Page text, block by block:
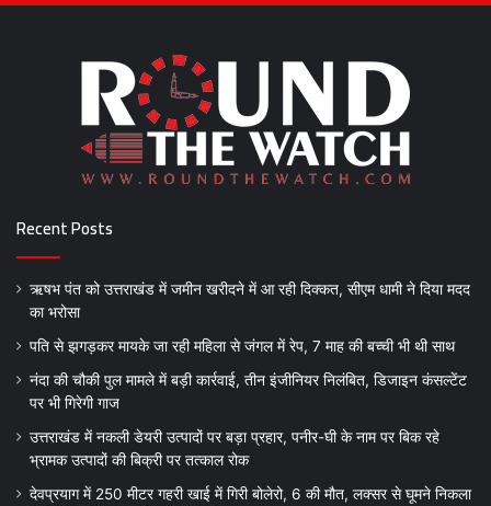
Recent Posts
ऋषभ पंत को उत्तराखंड में जमीन खरीदने में आ रही दिक्कत, सीएम धामी ने दिया मदद
का भरोसा
पति से झगड़कर मायके जा रही महिला से जंगल में रेप, 7 माह की बच्ची भी थी साथ
नंदा की चौकी पुल मामले में बड़ी कार्रवाई, तीन इंजीनियर निलंबित, डिजाइन कंसल्टेंट
पर भी गिरेगी गाज
उत्तराखंड में नकली डेयरी उत्पादों पर बड़ा प्रहार, पनीर-घी के नाम पर बिक रहे
भ्रामक उत्पादों की बिक्री पर तत्काल रोक
देवप्रयाग में 250 मीटर गहरी खाई में गिरी बोलेरो, 6 की मौत, लक्सर से घूमने निकला